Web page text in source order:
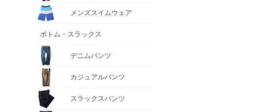
メンズスイムウェア
ボトム・スラックス
デニムパンツ
カジュアルパンツ
スラックスパンツ